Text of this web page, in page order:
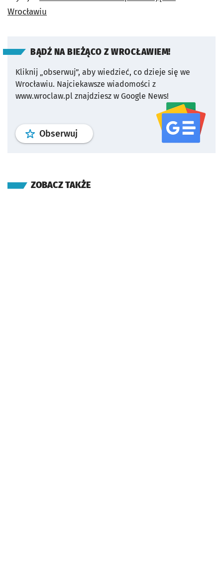
Wrocławiu
BĄDŹ NA BIEŻĄCO Z WROCŁAWIEM!
Kliknij „obserwuj”, aby wiedzieć, co dzieje się we
Wrocławiu. Najciekawsze wiadomości z
www.wroclaw.pl znajdziesz w Google News!
Obserwuj profil serwisu
ZOBACZ TAKŻE